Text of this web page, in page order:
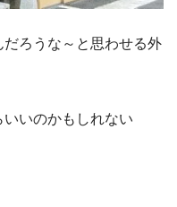
ろうな～と思わせる外
いのかもしれない